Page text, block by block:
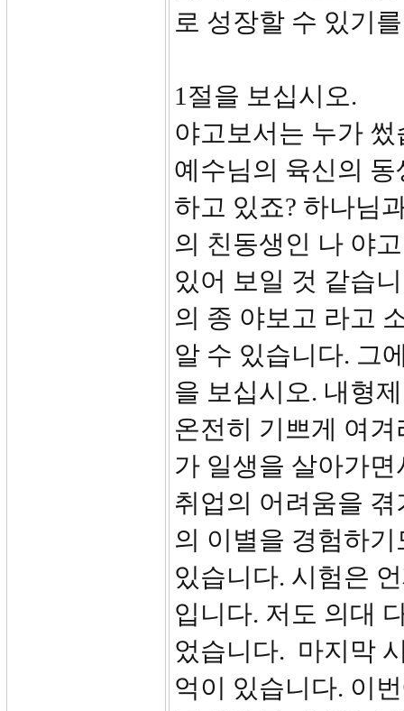
로 성장할 수 있기
1절을 보십시오.
야고보서는 누가
예수님의 육신의
하고 있죠? 하나님
의 친동생인 나 야
있어 보일 것 같습
의 종 야보고 라고
알 수 있습니다. 그
을 보십시오. 내형
온전히 기쁘게 여
가 일생을 살아가
취업의 어려움을
의 이별을 경험하
있습니다. 시험은
입니다. 저도 의대
었습니다. 마지막
억이 있습니다. 이